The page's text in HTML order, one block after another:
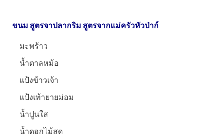
ขนม สูตรจาปลากริม สูตรจากแม่ครัวหัวป่าก์
มะพร้าว
น้ำตาลหม้อ
แป้งข้าวเจ้า
แป้งเท้ายายม่อม
น้ำปูนใส
น้ำดอกไม้สด